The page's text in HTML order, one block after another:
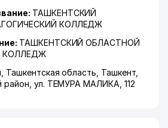
ТАШКЕНТСКИЙ
КОЛЛЕДЖ
ТАШКЕНТСКИЙ ОБЛАСТНОЙ
КОЛЛЕДЖ
Ташкентская область Ташкент,
район ул. ТЕМУРА МАЛИКА , 112